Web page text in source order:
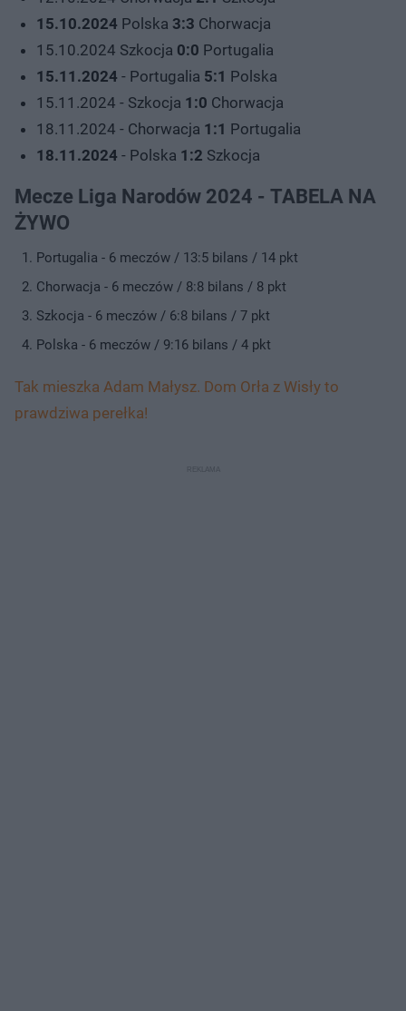
15.10.2024 Polska 3:3 Chorwacja
15.10.2024 Szkocja 0:0 Portugalia
15.11.2024 - Portugalia 5:1 Polska
15.11.2024 - Szkocja 1:0 Chorwacja
18.11.2024 - Chorwacja 1:1 Portugalia
18.11.2024 - Polska 1:2 Szkocja
Mecze Liga Narodów 2024 - TABELA NA
ŻYWO
Portugalia - 6 meczów / 13:5 bilans / 14 pkt
Chorwacja - 6 meczów / 8:8 bilans / 8 pkt
Szkocja - 6 meczów / 6:8 bilans / 7 pkt
Polska - 6 meczów / 9:16 bilans / 4 pkt
Tak mieszka Adam Małysz. Dom Orła z Wisły to
prawdziwa perełka!